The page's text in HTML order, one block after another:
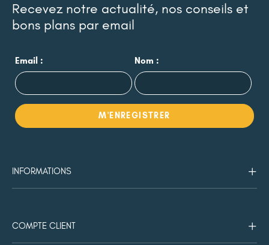
Recevez notre actualité, nos conseils et
bons plans par email
Email : Nom :
INFORMATIONS
COMPTE CLIENT